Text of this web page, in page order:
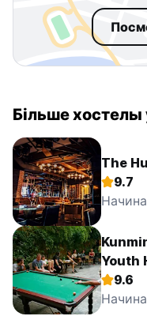
вокзала (火车北站),
сойдите на улице Хуа
D (华山西路站 D出口),
метров до первого
Вы можете доехать до
такси (27 км, около
От аэропорта Куньмин
метро 6 (东部汽车站),
Rd.(五一路站), затем
остановке Hua Shan
西路站 D出口), затем
до первого светофора.
метров с правой
4. От Южного
Вы можете доехать до
Більше
The
9.7
Youth
9.6